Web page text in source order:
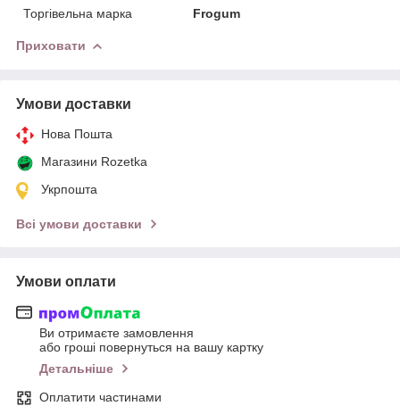
Торгівельна марка
Frogum
Приховати
Умови доставки
Нова Пошта
Магазини Rozetka
Укрпошта
Всі умови доставки
Умови оплати
Ви отримаєте замовлення
або гроші повернуться на вашу картку
Детальніше
Оплатити частинами